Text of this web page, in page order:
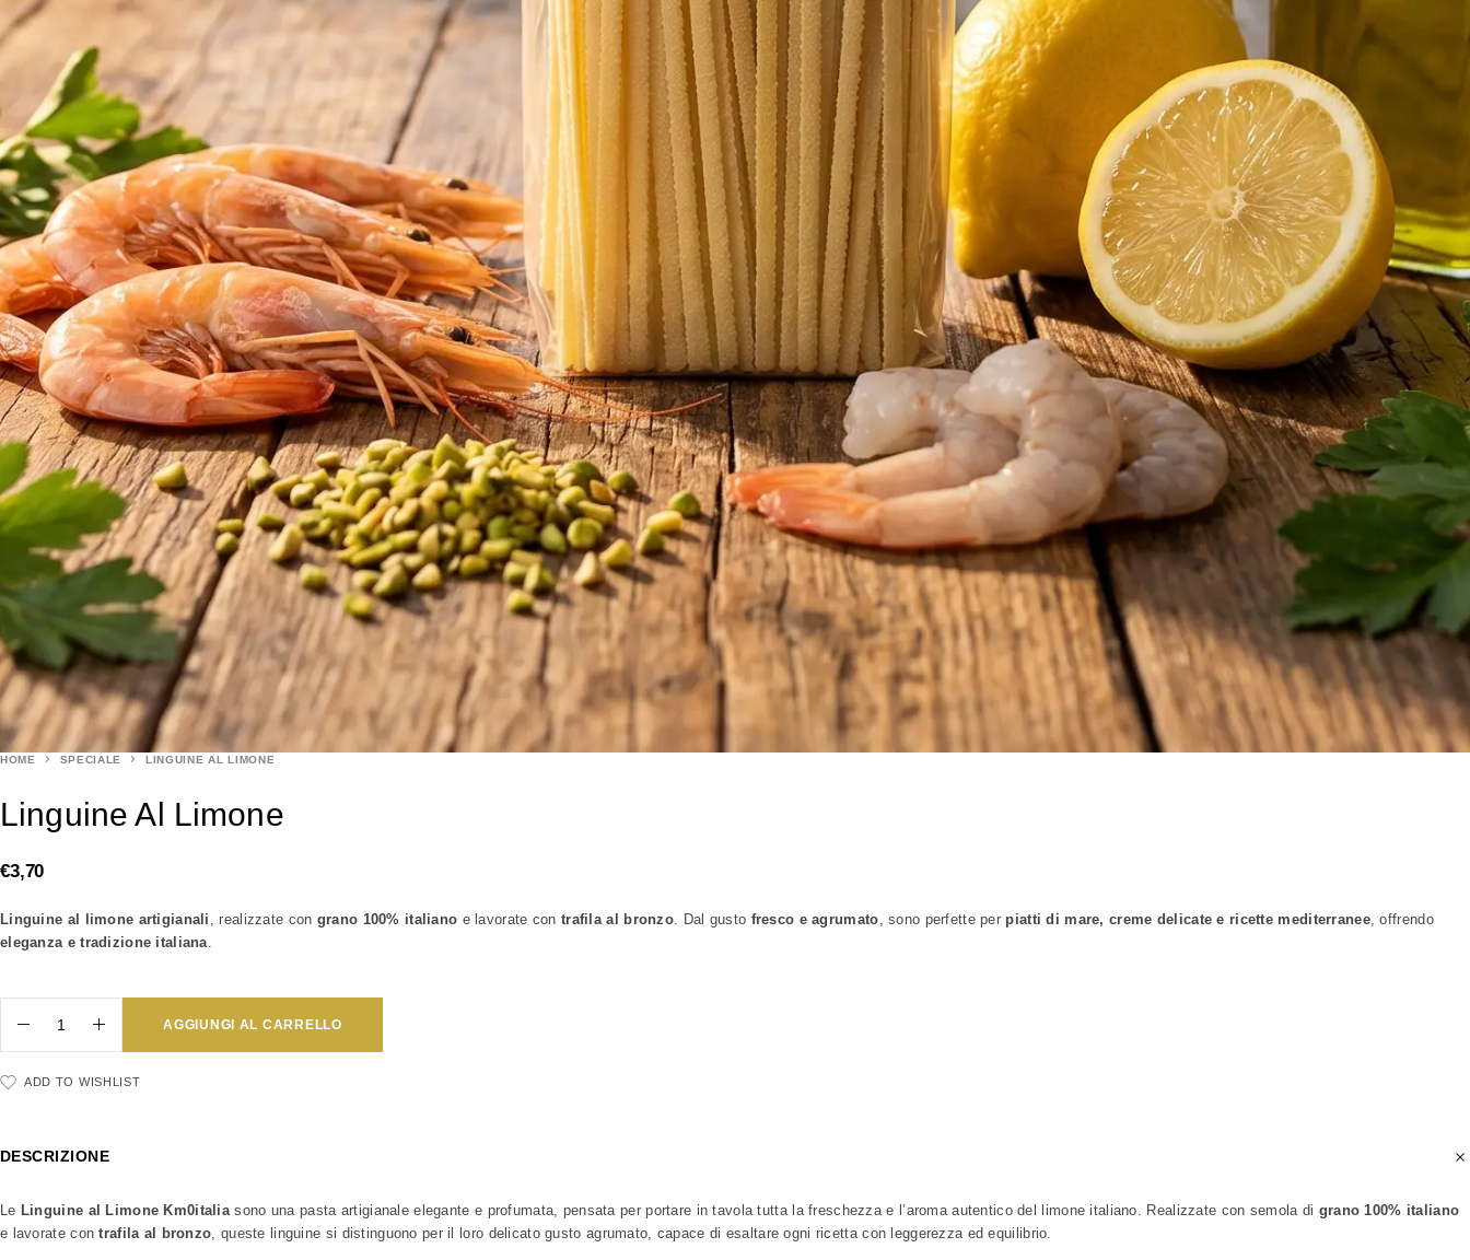
HOME SPECIALE LINGUINE AL LIMONE
Linguine Al Limone
€3,70
Linguine al limone artigianali , realizzate con grano 100% italiano e lavorate contrafila al bronzo . Dal gusto fresco e agrumato , sono perfette per piatti di mare, creme delicate e ricette mediterranee, offrendo
eleganza e tradizione italiana
AGGIUNGI AL CARRELLO
ADD TO WISHLIST
DESCRIZIONE
Le Linguine al Limone Km0italia sono una pasta artigianale elegante e profumata, pensata per portare in tavola tutta la freschezza e l’aroma autentico del limone italiano. Realizzate con semola di grano 100% italiano
e lavorate contrafila al bronzo , queste linguine si distinguono per il loro delicato gusto agrumato, capace di esaltare ogni ricetta con leggerezza ed equilibrio.